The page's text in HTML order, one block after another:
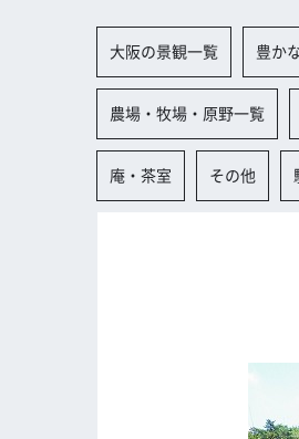
大阪の景観一覧 豊か
農場・牧場・原野一覧
庵・茶室 その他